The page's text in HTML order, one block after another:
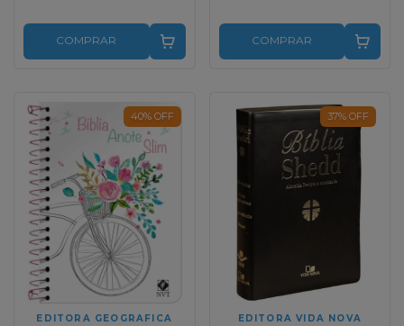
COMPRAR COMPRAR
40% OFF
EDITORA GEOGRAFICA
37% OFF
EDITORA VIDA NOVA